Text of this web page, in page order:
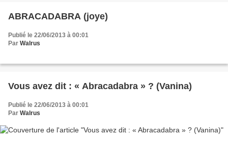
ABRACADABRA (joye)
Publié le 22/06/2013 à 00:01
Par Walrus
Vous avez dit : « Abracadabra » ? (Vanina)
Publié le 22/06/2013 à 00:01
Par Walrus